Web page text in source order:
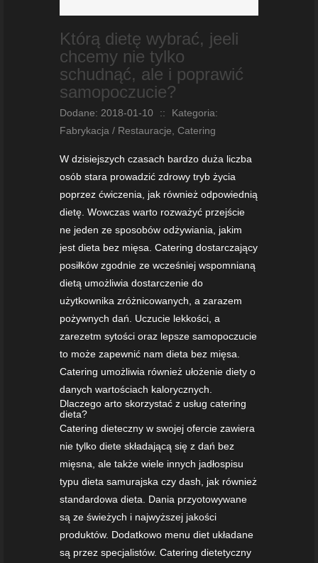
Którą dietę wybrać, jeeli
chcemy nie tylko
schudnąć, ale i poprawić
samopoczucie?
Dodane: 2018-01-10 ::
Kategoria:
Fabrykacja / Restauracje, Catering
W dzisiejszych czasach bardzo duża liczba
osób stara prowadzić zdrowy tryb życia
poprzez ćwiczenia, jak również odpowiednią
dietę. Wowczas warto rozważyć przejście
ne jeden ze sposobów odżywiania, jakim
jest dieta bez mięsa. Catering dostarczający
posiłków zgodnie ze wcześniej wspomnianą
dietą umożliwia dostarczenie do
użytkownika zróżnicowanych, a zarazem
pożywnych dań. Uczucie lekkości, a
zarezetm sytości oraz lepsze samopoczucie
to może zapewnić nam dieta bez mięsa.
Catering umożliwia również ułożenie diety o
danych wartościach kalorycznych.
Dlaczego arto skorzystać z usług catering
dieta?
Catering dieteczny w swojej ofercie zawiera
nie tylko diete składającą się z dań bez
mięsna, ale także wiele innych jadłospisu
typu dieta samurajska czy dash, jak również
standardowa dieta. Dania przyotowywane
są ze świeżych i najwyższej jakości
produktów. Dodatkowo menu diet układane
są przez specjalistów. Catering dietetyczny